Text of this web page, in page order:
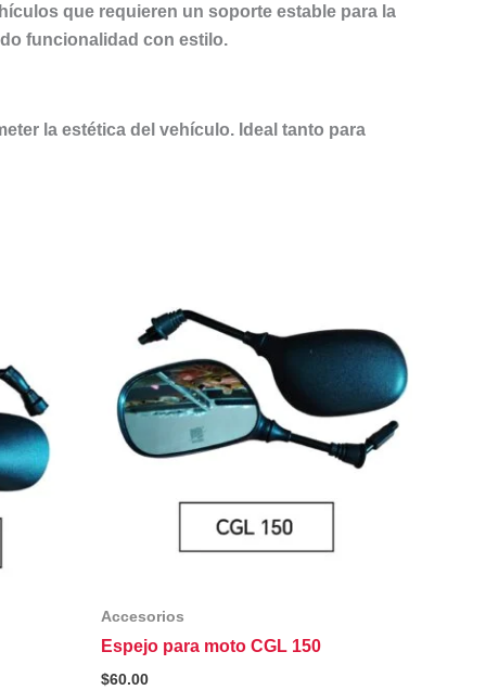
que requieren un soporte estable para la
funcionalidad con estilo.
la estética del vehículo. Ideal tanto para
Accesorios
Espejo para moto CGL 150
$60.00